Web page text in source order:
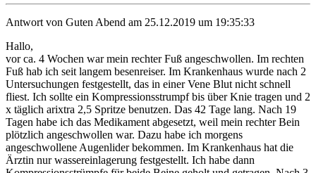
Antwort von Guten Abend am 25.12.2019 um 19:35:33
Hallo,
vor ca. 4 Wochen war mein rechter Fuß angeschwollen. Im rechten
Fuß hab ich seit langem besenreiser. Im Krankenhaus wurde nach 2
Untersuchungen festgestellt, das in einer Vene Blut nicht schnell
fliest. Ich sollte ein Kompressionsstrumpf bis über Knie tragen und 2
x täglich arixtra 2,5 Spritze benutzen. Das 42 Tage lang. Nach 19
Tagen habe ich das Medikament abgesetzt, weil mein rechter Bein
plötzlich angeschwollen war. Dazu habe ich morgens
angeschwollene Augenlider bekommen. Im Krankenhaus hat die
Ärztin nur wassereinlagerung festgestellt. Ich habe dann